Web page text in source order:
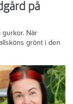
på
gurkor. När
grönt i den